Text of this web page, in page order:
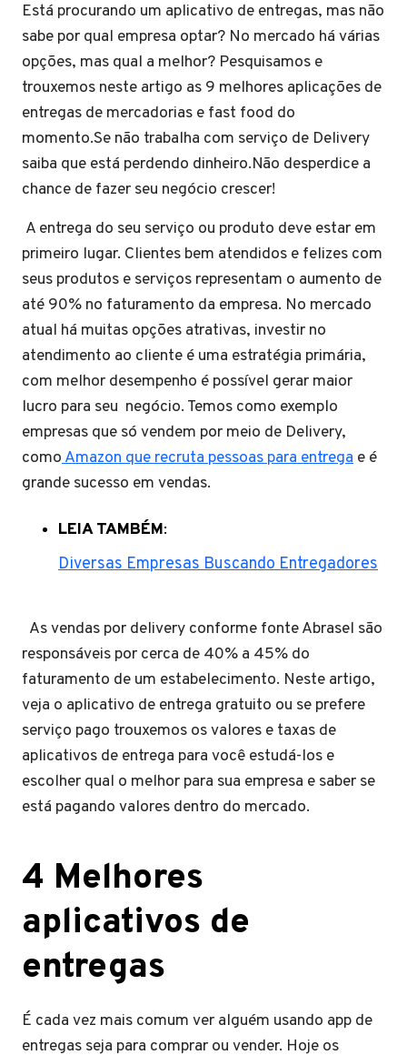
Está procurando um aplicativo de entregas, mas não
sabe por qual empresa optar? No mercado há várias
opções, mas qual a melhor? Pesquisamos e
trouxemos neste artigo as 9 melhores aplicações de
entregas de mercadorias e fast food do
momento.Se não trabalha com serviço de Delivery
saiba que está perdendo dinheiro.Não desperdice a
chance de fazer seu negócio crescer!
A entrega do seu serviço ou produto deve estar em
primeiro lugar. Clientes bem atendidos e felizes com
seus produtos e serviços representam o aumento de
até 90% no faturamento da empresa. No mercado
atual há muitas opções atrativas, investir no
atendimento ao cliente é uma estratégia primária,
com melhor desempenho é possível gerar maior
lucro para seu negócio. Temos como exemplo
empresas que só vendem por meio de Delivery,
comoAmazon que recruta pessoas para entrega e é
grande sucesso em vendas.
LEIA TAMBÉM:
Diversas Empresas Buscando Entregadores
As vendas por delivery conforme fonte Abrasel são
responsáveis por cerca de 40% a 45% do
faturamento de um estabelecimento. Neste artigo,
veja o aplicativo de entrega gratuito ou se prefere
serviço pago trouxemos os valores e taxas de
aplicativos de entrega para você estudá-los e
escolher qual o melhor para sua empresa e saber se
está pagando valores dentro do mercado.
4 Melhores
aplicativos de
entregas
É cada vez mais comum ver alguém usando app de
entregas seja para comprar ou vender. Hoje os